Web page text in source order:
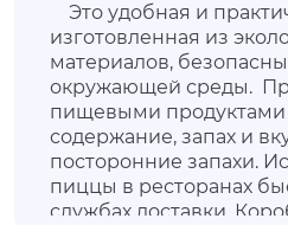
Это удобная и
изготовленная из
материалов,
окружающей среды.
пищевыми продуктами
содержание, запах и
посторонние запахи.
пиццы в ресторанах
службах доставки.